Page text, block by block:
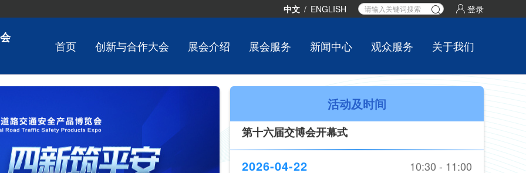
中文 / ENGLISH 登录
首页 创新与合作大会 展会介绍 展会服务 新闻中心 观众服务 关于我们
活动及时间
《道路交通安全产品装备推荐目录（2026版）》
2026-04-22
新技术、新产品发布